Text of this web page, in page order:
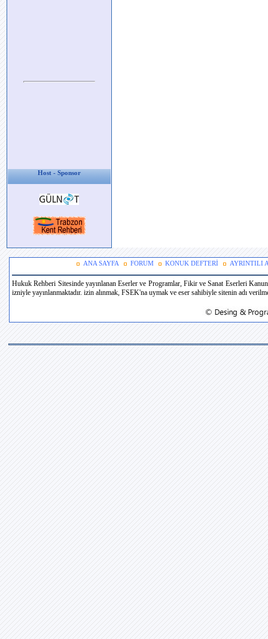
Host - Sponsor
ANA SAYFA FORUM KONUK DEFTERİ AYRINTILI
Hukuk Rehberi Sitesinde yayınlanan Eserler ve Programlar, Fikir ve Sanat Eserleri
izniyle yayınlanmaktadır. izin alınmak, FSEK'na uymak ve eser sahibiyle sitenin adı